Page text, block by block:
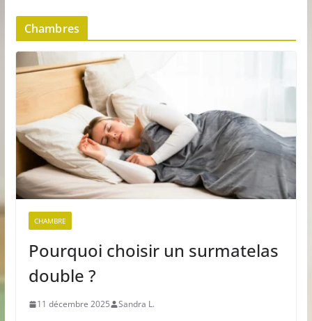
Chambres
CHAMBRE
Pourquoi choisir un surmatelas
double ?
11 décembre 2025 Sandra L.